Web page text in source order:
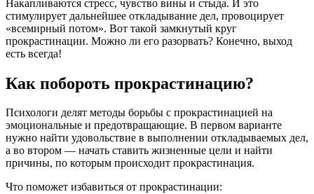
Накапливаются стресс, чувство вины и стыда. И это
стимулирует дальнейшее откладывание дел, провоцирует
«всемирный потом». Вот такой замкнутый круг
прокрастинации. Можно ли его разорвать? Конечно, выход
есть всегда!
Как побороть прокрастинацию?
Психологи делят методы борьбы с прокрастинацией на
эмоциональные и предотвращающие. В первом варианте
нужно найти удовольствие в выполнении откладываемых дел,
а во втором — начать ставить жизненные цели и найти
причины, по которым происходит прокрастинация.
Что поможет избавиться от прокрастинации: